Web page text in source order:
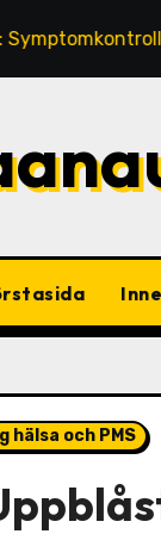
hälsa och PMS